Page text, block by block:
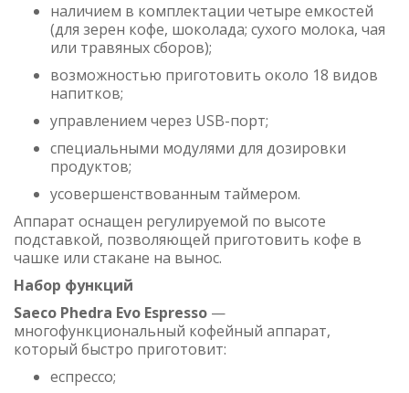
наличием в комплектации четыре емкостей
(для зерен кофе, шоколада; сухого молока, чая
или травяных сборов);
возможностью приготовить около 18 видов
напитков;
управлением через USB-порт;
специальными модулями для дозировки
продуктов;
усовершенствованным таймером.
Аппарат оснащен регулируемой по высоте
подставкой, позволяющей приготовить кофе в
чашке или стакане на вынос.
Набор функций
Saeco Phedra Evo Espresso —
многофункциональный кофейный аппарат,
который быстро приготовит:
еспрессо;